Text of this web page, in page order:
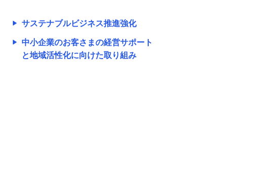
サステナブルビジネス推進強化
中小企業のお客さまの経営サポート
と地域活性化に向けた取り組み